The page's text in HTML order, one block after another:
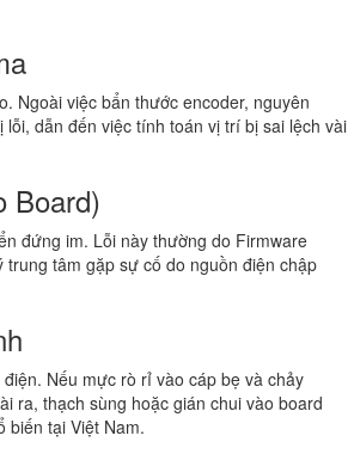
Ngoài việc bẩn thước encoder, nguyên
dẫn đến việc tính toán vị trí bị sai lệch vài
Board)
đứng im. Lỗi này thường do Firmware
tâm gặp sự cố do nguồn điện chập
Nếu mực rò rỉ vào cáp bẹ và chảy
ra, thạch sùng hoặc gián chui vào board
biến tại Việt Nam.